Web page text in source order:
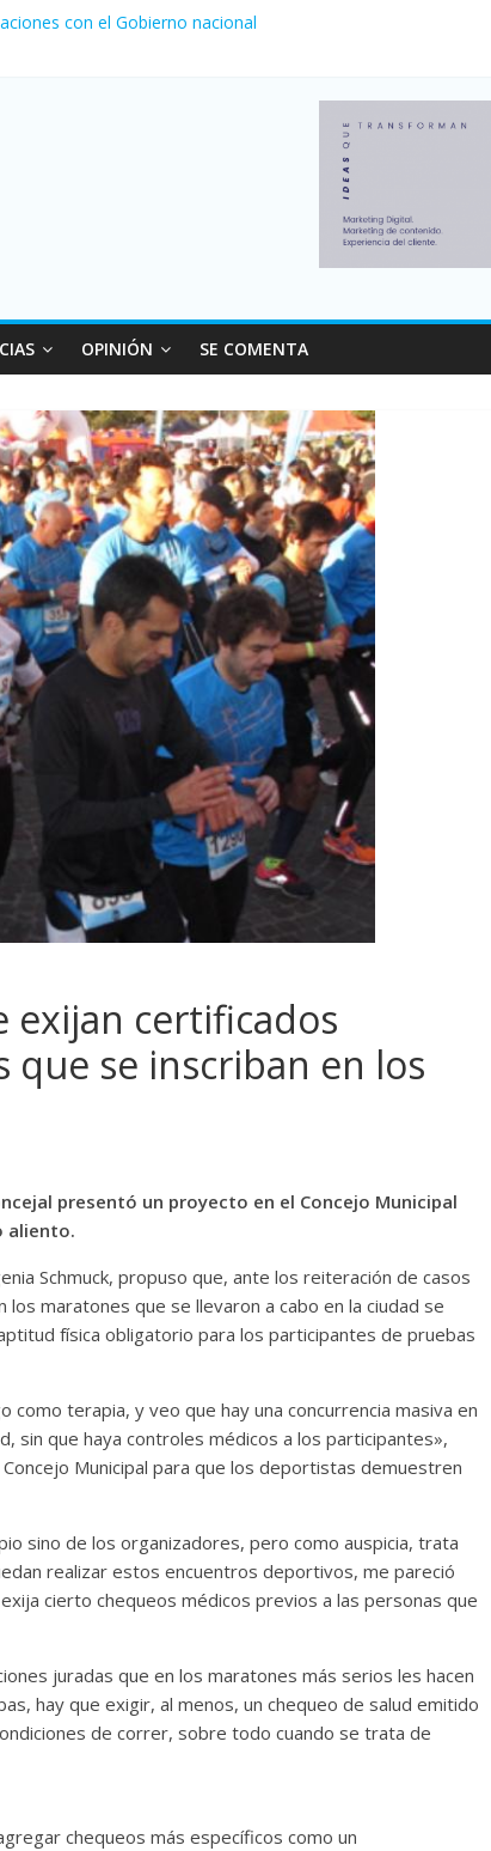
con el Gobierno nacional
de autos usados en julio: bajó un 12,6% interanual
OPINIÓN SE COMENTA
exijan certificados
que se inscriban en los
presentó un proyecto en el Concejo Municipal
aliento.
Schmuck, propuso que, ante los reiteración de casos
maratones que se llevaron a cabo en la ciudad se
física obligatorio para los participantes de pruebas
terapia, y veo que hay una concurrencia masiva en
sin que haya controles médicos a los participantes»,
Municipal para que los deportistas demuestren
sino de los organizadores, pero como auspicia, trata
realizar estos encuentros deportivos, me pareció
cierto chequeos médicos previos a las personas que
juradas que en los maratones más serios les hacen
hay que exigir, al menos, un chequeo de salud emitido
de correr, sobre todo cuando se trata de
chequeos más específicos como un